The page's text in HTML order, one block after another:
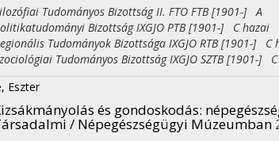
Tudományos Bizottság II. FTO FTB [1901-] A
Bizottság IXGJO PTB [1901-] C hazai
Tudományok Bizottsága IXGJO RTB [1901-] C
Tudományos Bizottság IXGJO SZTB [1901-]
Eszter
és gondoskodás:
/ Népegészségügyi Múzeumban